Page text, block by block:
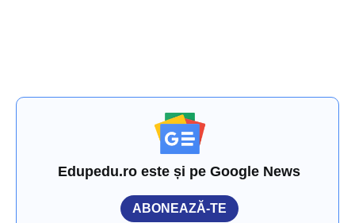
Edupedu.ro este și pe Google News
ABONEAZĂ-TE